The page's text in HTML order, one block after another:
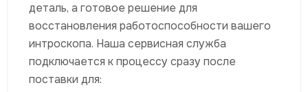
деталь, а готовое решение для
восстановления работоспособности вашего
интроскопа. Наша сервисная служба
подключается к процессу сразу после
поставки для: